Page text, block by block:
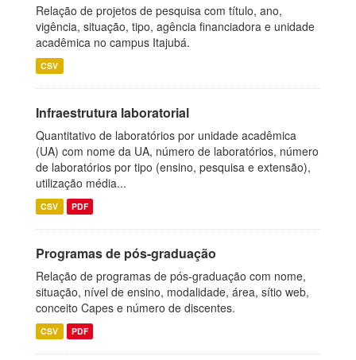
Relação de projetos de pesquisa com título, ano,
vigência, situação, tipo, agência financiadora e unidade
acadêmica no campus Itajubá.
CSV
Infraestrutura laboratorial
Quantitativo de laboratórios por unidade acadêmica
(UA) com nome da UA, número de laboratórios, número
de laboratórios por tipo (ensino, pesquisa e extensão),
utilização média...
CSV PDF
Programas de pós-graduação
Relação de programas de pós-graduação com nome,
situação, nível de ensino, modalidade, área, sítio web,
conceito Capes e número de discentes.
CSV PDF